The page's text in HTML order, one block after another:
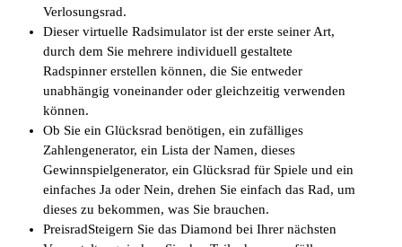
Verlosungsrad.
Dieser virtuelle Radsimulator ist der erste seiner Art,
durch dem Sie mehrere individuell gestaltete
Radspinner erstellen können, die Sie entweder
unabhängig voneinander oder gleichzeitig verwenden
können.
Ob Sie ein Glücksrad benötigen, ein zufälliges
Zahlengenerator, ein Lista der Namen, dieses
Gewinnspielgenerator, ein Glücksrad für Spiele und ein
einfaches Ja oder Nein, drehen Sie einfach das Rad, um
dieses zu bekommen, was Sie brauchen.
PreisradSteigern Sie das Diamond bei Ihrer nächsten